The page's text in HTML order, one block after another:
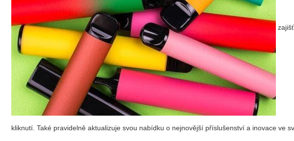
kliknutí. Také pravidelně aktualizuje svou nabídku o nejnovější příslušenství a inovace ve